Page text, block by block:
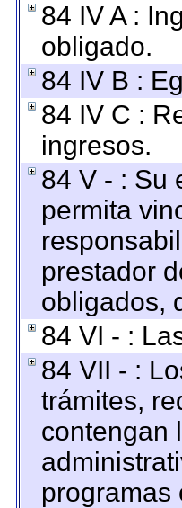
84 IV A :
obligado.
84 IV B :
84 IV C :
ingresos.
84 V - : Su
permita
prestador
obligados,
84 VI - :
84 VII - :
trámites,
contengan
programas